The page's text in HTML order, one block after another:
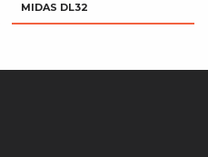
MIDAS DL32